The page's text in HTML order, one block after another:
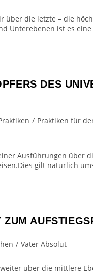
die letzte – die
Unterebenen ist es
DES
/ Praktiken für
Ausführungen über
gilt natürlich
/ Vater Absolut
über die mittlere